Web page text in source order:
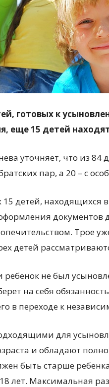
готовых к
еще 15 детей
уточняет, что из 84
пар, а 20 – с
15 детей, находящихся
документов
Трое
детей
ребенок не был
на себя
в переходе к
для
и обладают
быть старше
лет. Максимальная